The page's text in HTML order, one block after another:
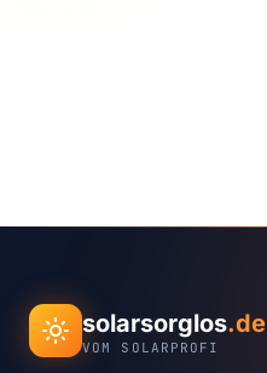
solarsorglos.de
VOM SOLARPROFI